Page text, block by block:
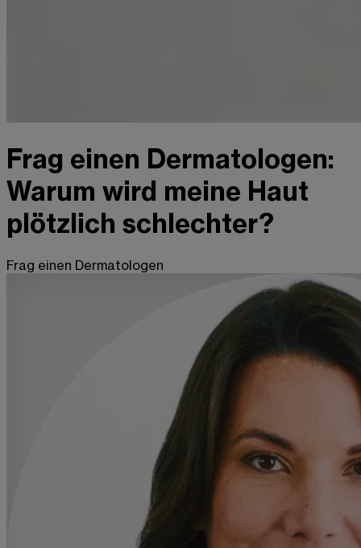
Frag einen Dermatologen:
Warum wird meine Haut
plötzlich schlechter?
Frag einen Dermatologen